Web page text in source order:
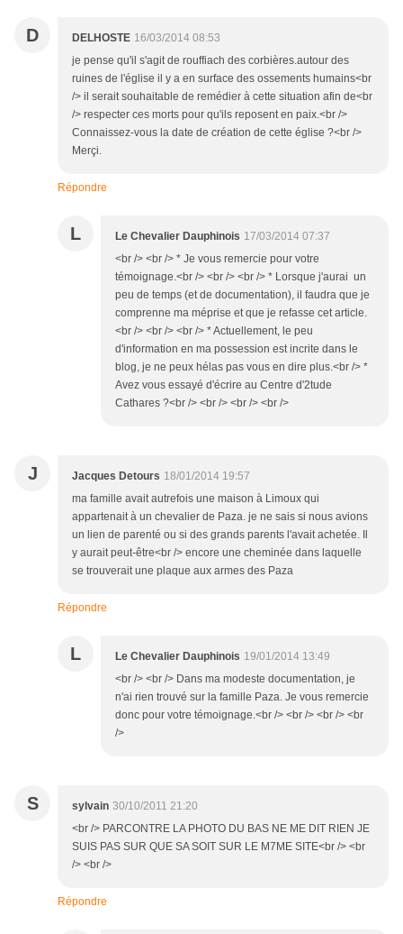
D DELHOSTE 16/03/2014 08:53
je pense qu'il s'agit de rouffiach des corbières.autour des
ruines de l'église il y a en surface des ossements humains<br
/> il serait souhaitable de remédier à cette situation afin de<br
/> respecter ces morts pour qu'ils reposent en paix.<br />
Connaissez-vous la date de création de cette église ?<br />
Merçi.
Répondre
L Le Chevalier Dauphinois 17/03/2014 07:37
<br /> <br /> * Je vous remercie pour votre
témoignage.<br /> <br /> <br /> * Lorsque j'aurai un
peu de temps (et de documentation), il faudra que je
comprenne ma méprise et que je refasse cet article.
<br /> <br /> <br /> * Actuellement, le peu
d'information en ma possession est incrite dans le
blog, je ne peux hélas pas vous en dire plus.<br /> *
Avez vous essayé d'écrire au Centre d'2tude
Cathares ?<br /> <br /> <br /> <br />
J Jacques Detours 18/01/2014 19:57
ma famille avait autrefois une maison à Limoux qui
appartenait à un chevalier de Paza. je ne sais si nous avions
un lien de parenté ou si des grands parents l'avait achetée. Il
y aurait peut-être<br /> encore une cheminée dans laquelle
se trouverait une plaque aux armes des Paza
Répondre
L Le Chevalier Dauphinois 19/01/2014 13:49
<br /> <br /> Dans ma modeste documentation, je
n'ai rien trouvé sur la famille Paza. Je vous remercie
donc pour votre témoignage.<br /> <br /> <br /> <br
/>
S sylvain 30/10/2011 21:20
<br /> PARCONTRE LA PHOTO DU BAS NE ME DIT RIEN JE
SUIS PAS SUR QUE SA SOIT SUR LE M7ME SITE<br /> <br
/> <br />
Répondre